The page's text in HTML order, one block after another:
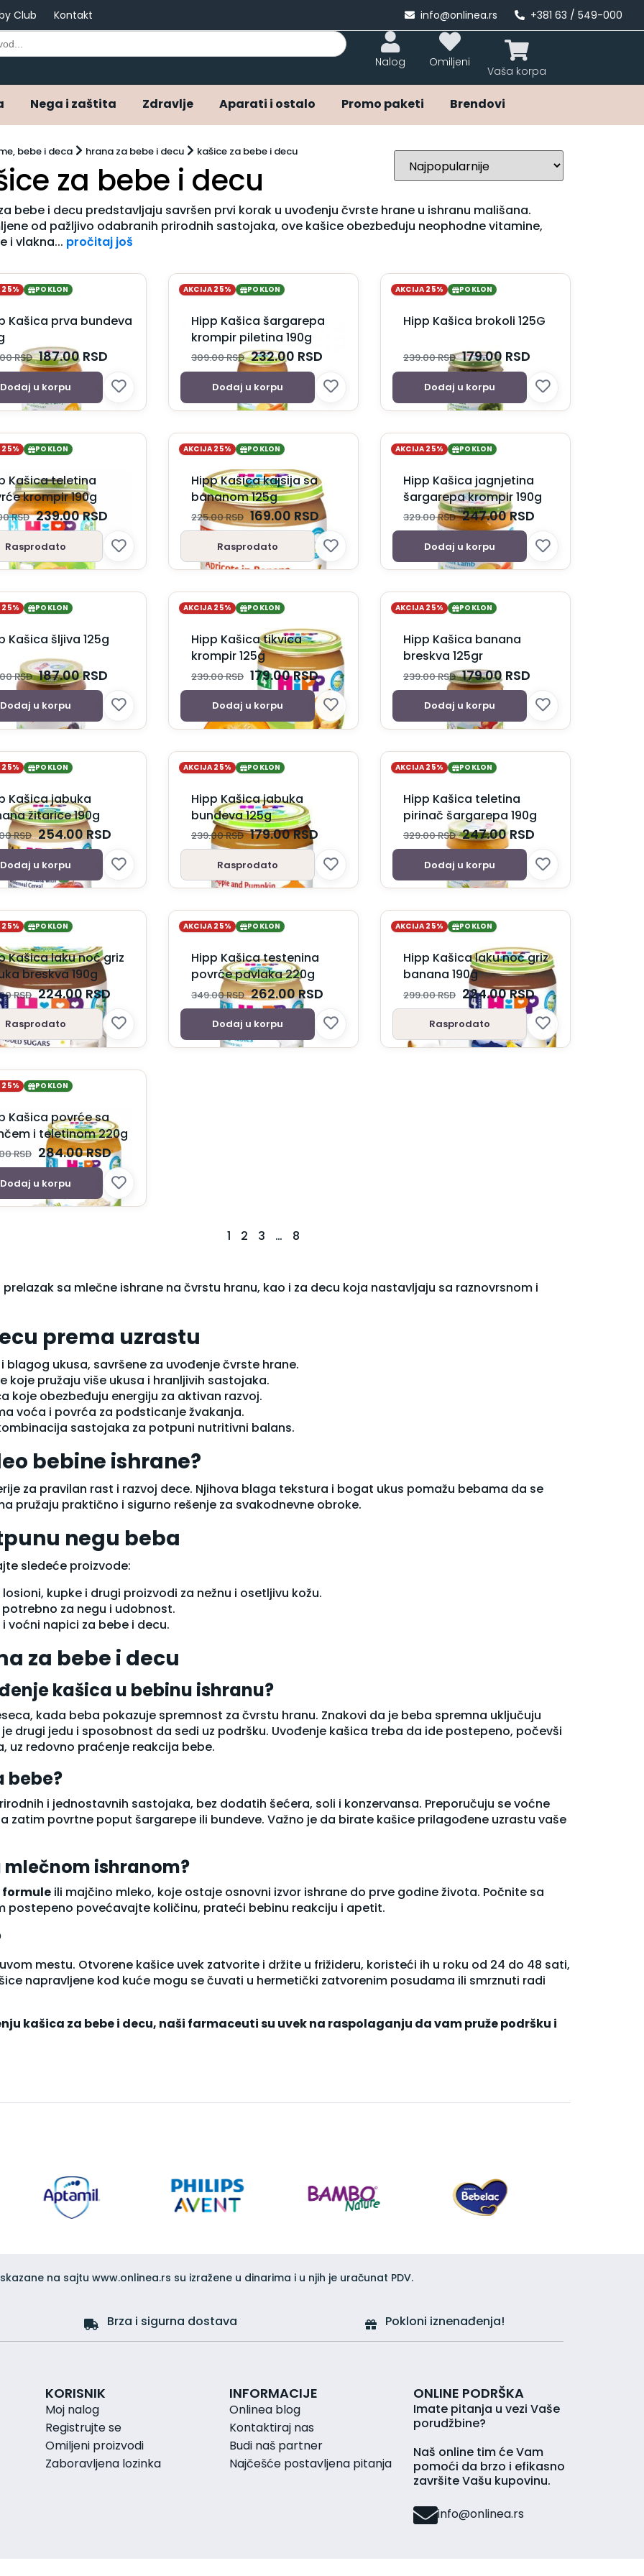
Club Kontakt info@onlinea.rs +381 63 / 549-000
Nalog Omiljeni
Nega i zaštita Zdravlje Aparati i ostalo Promo paketi
Brendovi
bebe i deca hrana za bebe i decu kašice za bebe i decu
za bebe i decu
bebe i decu predstavljaju savršen prvi korak u uvođenju čvrste hrane u ishranu mališana.
od pažljivo odabranih prirodnih sastojaka, ove kašice obezbeđuju neophodne vitamine,
i vlakna... pročitaj još
25% POKLON
Kašica prva bundeva
RSD 187.00RSD
Dodaj u korpu
AKCIJA 25% POKLON
Hipp Kašica šargarepa
krompir piletina 190g
309.00RSD 232.00 RSD
Dodaj u korpu
AKCIJA 25% POKLON
Hipp Kašica brokoli 125G
239.00RSD 179.00 RSD
Dodaj u korpu
25% POKLON
Kašica teletina
krompir 190g
RSD 239.00RSD
Rasprodato
AKCIJA 25% POKLON
Hipp Kašica kajsija sa
bananom 125g
225.00RSD 169.00RSD
Rasprodato
AKCIJA 25% POKLON
Hipp Kašica jagnjetina
šargarepa krompir 190g
329.00RSD 247.00RSD
Dodaj u korpu
25% POKLON
Kašica šljiva 125g
RSD 187.00RSD
Dodaj u korpu
AKCIJA 25% POKLON
Hipp Kašica tikvica
krompir 125g
239.00RSD 179.00RSD
Dodaj u korpu
AKCIJA 25% POKLON
Hipp Kašica banana
breskva 125gr
239.00RSD 179.00 RSD
Dodaj u korpu
25% POKLON
Kašica jabuka
žitarice 190g
RSD 254.00RSD
Dodaj u korpu
AKCIJA 25% POKLON
Hipp Kašica jabuka
bundeva 125g
239.00RSD 179.00RSD
Rasprodato
AKCIJA 25% POKLON
Hipp Kašica teletina
pirinač šargarepa 190g
329.00RSD 247.00RSD
Dodaj u korpu
25% POKLON
Kašica laku noć griz
breskva 190g
RSD 224.00RSD
Rasprodato
AKCIJA 25% POKLON
Hipp Kašica testenina
povrće pavlaka 220g
349.00RSD 262.00RSD
Dodaj u korpu
AKCIJA 25% POKLON
Hipp Kašica laku noć griz
banana 190g
299.00RSD 224.00RSD
Rasprodato
25% POKLON
Kašica povrće sa
i teletinom 220g
RSD 284.00RSD
Dodaj u korpu
1 2 3 … 8
sa mlečne ishrane na čvrstu hranu, kao i za decu koja nastavljaju sa raznovrsnom i
prema uzrastu
blagog ukusa, savršene za uvođenje čvrste hrane.
koje pružaju više ukusa i hranljivih sastojaka.
koje obezbeđuju energiju za aktivan razvoj.
voća i povrća za podsticanje žvakanja.
sastojaka za potpuni nutritivni balans.
bebine ishrane?
za pravilan rast i razvoj dece. Njihova blaga tekstura i bogat ukus pomažu bebama da se
pružaju praktično i sigurno rešenje za svakodnevne obroke.
negu beba
sledeće proizvode:
losioni, kupke i drugi proizvodi za nežnu i osetljivu kožu.
za negu i udobnost.
voćni napici za bebe i decu.
za bebe i decu
kašica u bebinu ishranu?
kada beba pokazuje spremnost za čvrstu hranu. Znakovi da je beba spremna uključuju
drugi jedu i sposobnost da sedi uz podršku. Uvođenje kašica treba da ide postepeno, počevši
uz redovno praćenje reakcija bebe.
bebe?
i jednostavnih sastojaka, bez dodatih šećera, soli i konzervansa. Preporučuju se voćne
zatim povrtne poput šargarepe ili bundeve. Važno je da birate kašice prilagođene uzrastu vaše
ishranom?
formule ili majčino mleko, koje ostaje osnovni izvor ishrane do prve godine života. Počnite sa
postepeno povećavajte količinu, prateći bebinu reakciju i apetit.
mestu. Otvorene kašice uvek zatvorite i držite u frižideru, koristeći ih u roku od 24 do 48 sati,
napravljene kod kuće mogu se čuvati u hermetički zatvorenim posudama ili smrznuti radi
kašica za bebe i decu, naši farmaceuti su uvek na raspolaganju da vam pruže podršku i
na sajtu www.onlinea.rs su izražene u dinarima i u njih je uračunat PDV.
Brza i sigurna dostava Pokloni iznenađenja!
KORISNIK
Moj nalog
Registrujte se
Omiljeni proizvodi
Zaboravljena lozinka
INFORMACIJE
Onlinea blog
Kontaktiraj nas
Budi naš partner
Najčešće postavljena pitanja
ONLINE PODRŠKA
Imate pitanja u vezi Vaše
porudžbine?
Naš online tim će Vam
pomoći da brzo i efikasno
završite Vašu kupovinu.
info@onlinea.rs